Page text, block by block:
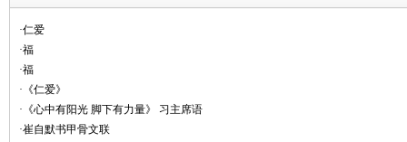
·仁爱
·福
·福
·《仁爱》
·《心中有阳光 脚下有力量》 习主席语
·崔自默书甲骨文联